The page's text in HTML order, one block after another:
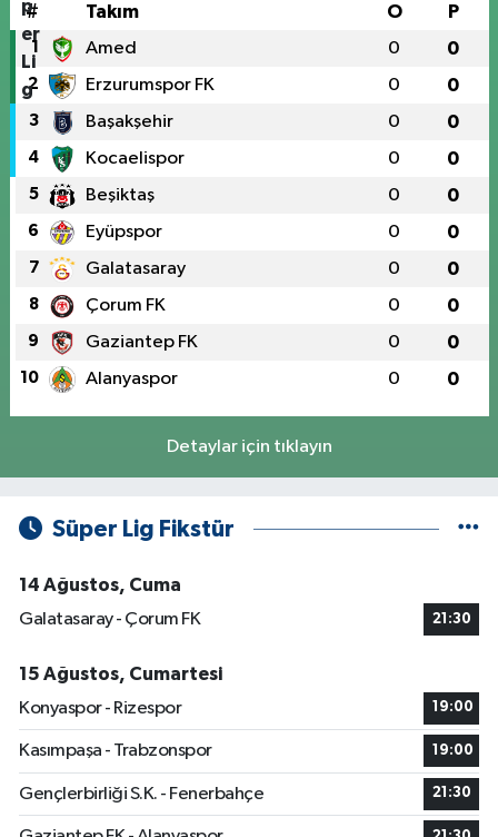
# Takım O P
1 Amed 0 0
2 Erzurumspor FK 0 0
3 Başakşehir 0 0
4 Kocaelispor 0 0
5 Beşiktaş 0 0
6 Eyüpspor 0 0
7 Galatasaray 0 0
8 Çorum FK 0 0
9 Gaziantep FK 0 0
10 Alanyaspor 0 0
Detaylar için tıklayın
Süper Lig Fikstür
14 Ağustos, Cuma
Galatasaray - Çorum FK
21:30
15 Ağustos, Cumartesi
Konyaspor - Rizespor
19:00
Kasımpaşa - Trabzonspor 19:00
Gençlerbirliği S.K. - Fenerbahçe 21:30